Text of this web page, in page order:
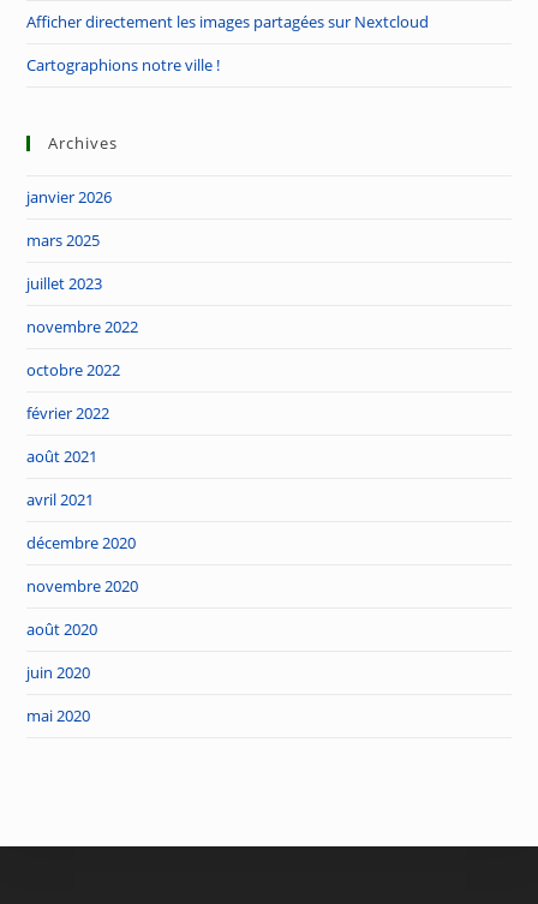
Afficher directement les images partagées sur Nextcloud
Cartographions notre ville !
Archives
janvier 2026
mars 2025
juillet 2023
novembre 2022
octobre 2022
février 2022
août 2021
avril 2021
décembre 2020
novembre 2020
août 2020
juin 2020
mai 2020